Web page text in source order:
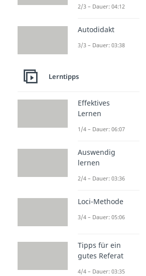
Situationen in
immer wieder
Zauberwort.
Beispiel jeden
du an diesem
So übst du
und lenkst
schönen
2.
2/3 – Dauer: 04:12
Autodidakt
3/3 – Dauer: 03:38
Lerntipps
Effektives
Lernen
1/4 – Dauer: 06:07
Auswendig
lernen
2/4 – Dauer: 03:36
Loci-Methode
3/4 – Dauer: 05:06
Tipps für ein
gutes Referat
4/4 – Dauer: 03:35